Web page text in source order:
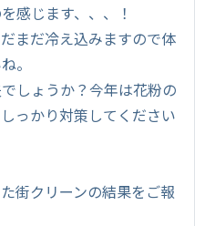
感じます、、、！
まだ冷え込みますので体
。
しょうか？今年は花粉の
っかり対策してください
街クリーンの結果をご報